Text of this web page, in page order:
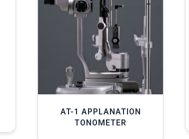
AT-1 APPLANATION
TONOMETER